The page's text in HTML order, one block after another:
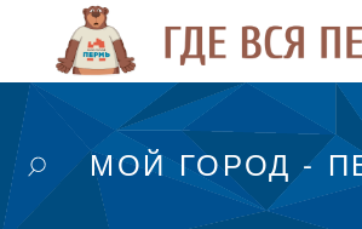
МОЙ ГОРОД -